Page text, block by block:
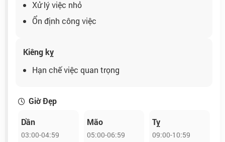
Xử lý việc nhỏ
Ổn định công việc
Kiêng kỵ
Hạn chế việc quan trọng
Giờ Đẹp
Dần
03:00-04:59
Mão
05:00-06:59
Tỵ
09:00-10:59